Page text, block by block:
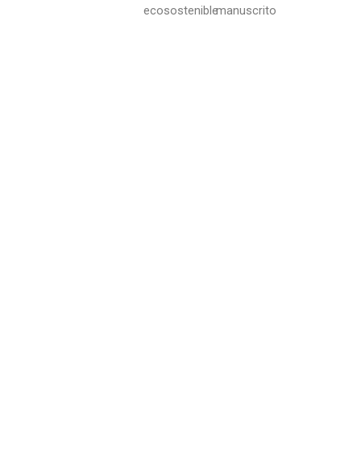
ecososteniblemanuscrito